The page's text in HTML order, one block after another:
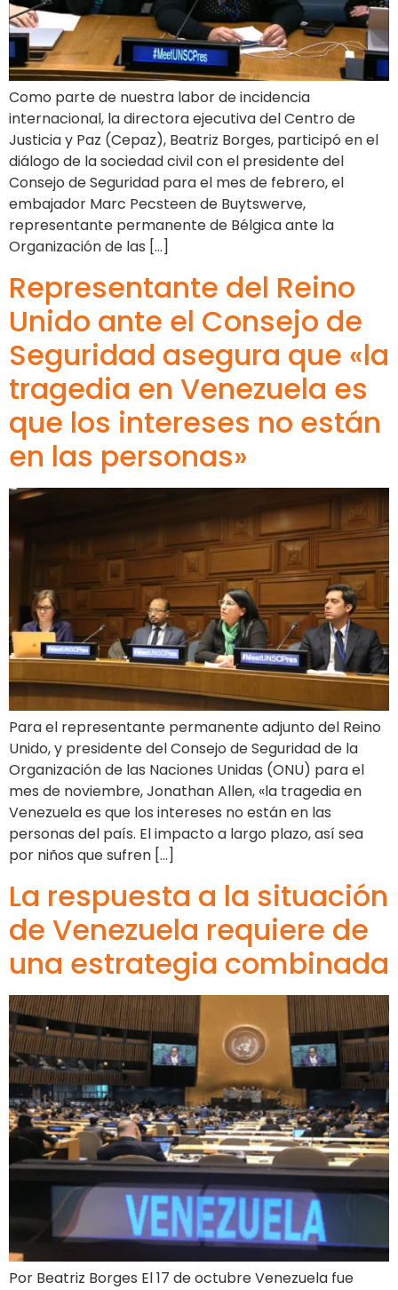
Como parte de nuestra labor de incidencia
internacional, la directora ejecutiva del Centro de
Justicia y Paz (Cepaz), Beatriz Borges, participó en el
diálogo de la sociedad civil con el presidente del
Consejo de Seguridad para el mes de febrero, el
embajador Marc Pecsteen de Buytswerve,
representante permanente de Bélgica ante la
Organización de las […]
Representante del Reino
Unido ante el Consejo de
Seguridad asegura que «la
tragedia en Venezuela es
que los intereses no están
en las personas»
Para el representante permanente adjunto del Reino
Unido, y presidente del Consejo de Seguridad de la
Organización de las Naciones Unidas (ONU) para el
mes de noviembre, Jonathan Allen, «la tragedia en
Venezuela es que los intereses no están en las
personas del país. El impacto a largo plazo, así sea
por niños que sufren […]
La respuesta a la situación
de Venezuela requiere de
una estrategia combinada
Por Beatriz Borges El 17 de octubre Venezuela fue